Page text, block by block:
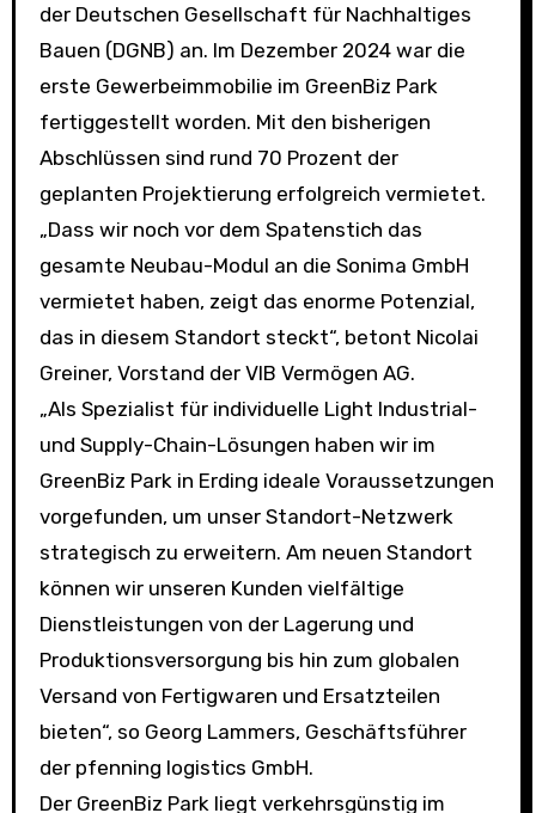
der Deutschen Gesellschaft für Nachhaltiges
Bauen (DGNB) an. Im Dezember 2024 war die
erste Gewerbeimmobilie im GreenBiz Park
fertiggestellt worden. Mit den bisherigen
Abschlüssen sind rund 70 Prozent der
geplanten Projektierung erfolgreich vermietet.
„Dass wir noch vor dem Spatenstich das
gesamte Neubau-Modul an die Sonima GmbH
vermietet haben, zeigt das enorme Potenzial,
das in diesem Standort steckt“, betont Nicolai
Greiner, Vorstand der VIB Vermögen AG.
„Als Spezialist für individuelle Light Industrial-
und Supply-Chain-Lösungen haben wir im
GreenBiz Park in Erding ideale Voraussetzungen
vorgefunden, um unser Standort-Netzwerk
strategisch zu erweitern. Am neuen Standort
können wir unseren Kunden vielfältige
Dienstleistungen von der Lagerung und
Produktionsversorgung bis hin zum globalen
Versand von Fertigwaren und Ersatzteilen
bieten“, so Georg Lammers, Geschäftsführer
der pfenning logistics GmbH.
Der GreenBiz Park liegt verkehrsgünstig im